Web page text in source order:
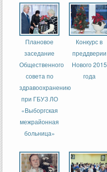
Плановое
заседание
Общественного
совета по
здравоохранению
при ГБУЗ ЛО
«Выборгская
межрайонная
больница»
Конкурс в
преддверии
Нового 2015
года
Страницы